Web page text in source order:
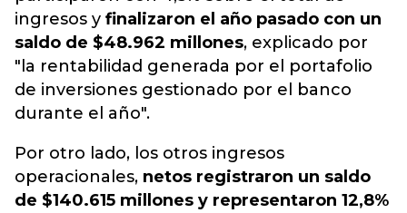
ingresos y finalizaron el año pasado con un
saldo de $48.962 millones, explicado por
"la rentabilidad generada por el portafolio
de inversiones gestionado por el banco
durante el año".
Por otro lado, l os otros ingresos
operacionales, netos registraron un saldo
de $140.615 millones y representaron 12,8%